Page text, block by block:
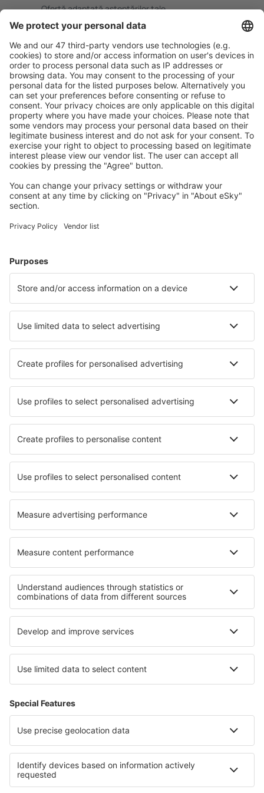
Ofertă adaptată aşteptărilor tale.
Planifică ȋn siguranţă
Rezervare fără griji cu opțiune gratuită de anulare.
Economiseşte mai mult
Prețuri atractive și oferte speciale pentru utilizatorii
conectați.
Cazarea preferată
Alege din peste 1,3 mil. de opţiuni: hoteluri, cabane,
Cele mai căutate cazări de către utilizatorii eSky
Cazare în Florenţa
Cazare în Milano Cazare în Palermo
Cazare în La Spezia Cazare în Chioggia
Cazare în Cattolica Cazare în Modica Cazare în Lecco
Cele mai bune locuri de cazare - orașe
Cazare în Ilford Cazare în Southbury
Cazare în Cillorigo De Liebana Cazare în Cobham
Cazare în Consuegra de Murera Cazare în Cserzegtomaj
Cazare în Jinotega
Cele mai bune locuri de cazare - regiuni
Cazare în Coasta Amalfi Cazare in Italian Alps
Cazare in Apulia Cazare in Val Rendena
Cazare in Friuli-Veneția Giulia Cazare În Kazanlak județul
Cazare in Guvernoratul Beni Suef Cazare in San Blas Islands
Cazare la Parcul Naţional Iguazú